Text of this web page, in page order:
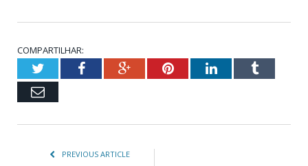
COMPARTILHAR:
TwitterFacebookGoogle+PinterestLinkedInTumblr
Email
PREVIOUS ARTICLE